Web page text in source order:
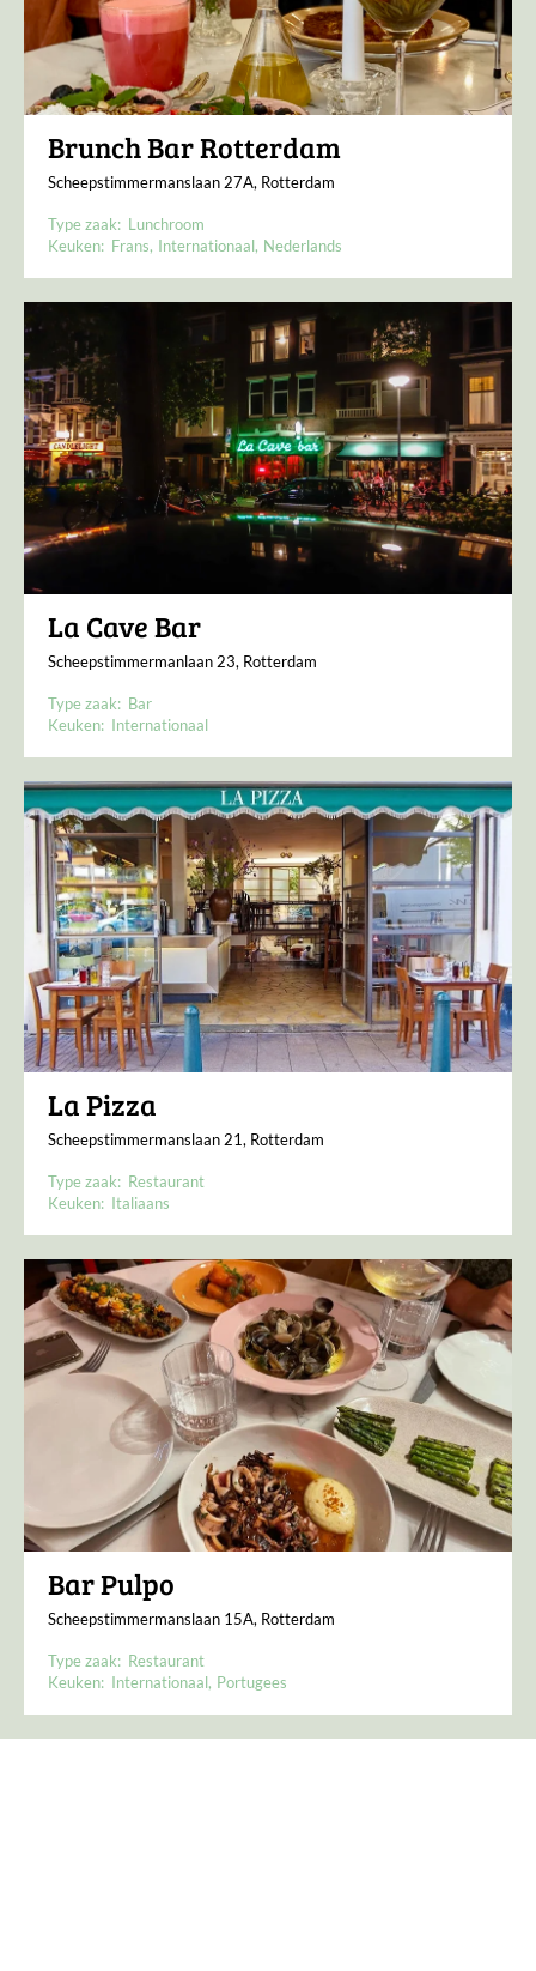
Brunch Bar Rotterdam
Scheepstimmermanslaan 27A, Rotterdam
Type zaak: Lunchroom
Keuken: Frans Internationaal Nederlands
La Cave Bar
Scheepstimmermanlaan 23, Rotterdam
Type zaak: Bar
Keuken: Internationaal
La Pizza
Scheepstimmermanslaan 21, Rotterdam
Type zaak: Restaurant
Keuken: Italiaans
Bar Pulpo
Scheepstimmermanslaan 15A, Rotterdam
Type zaak: Restaurant
Keuken: Internationaal Portugees